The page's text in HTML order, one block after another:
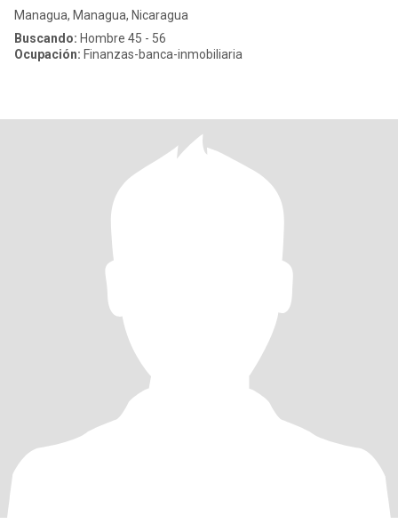
Managua, Managua, Nicaragua
Buscando: Hombre 45 - 56
Ocupación: Finanzas-banca-inmobiliaria